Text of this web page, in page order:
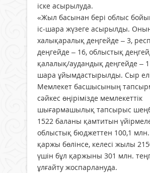
іске асырылуда.
«Жыл басынан бері облыс
іс-шара жүзеге асырылды.
халықаралық деңгейде – 3,
деңгейде – 16, облыстық
қалалық/аудандық деңгейде –
шара ұйымдастырылды. Сыр
Мемлекет басшысының
сәйкес өңірімізде мемлекеттік
шығармашылық тапсырыс
1522 баланы қамтитын
облыстық бюджеттен 100,1 млн.
қаржы бөлінсе, келесі жылы
үшін бұл қаржыны 301 млн.
ұлғайту жоспарлануда.